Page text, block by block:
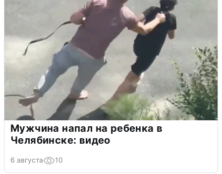
Мужчина напал на ребенка в
Челябинске: видео
6 августа 10